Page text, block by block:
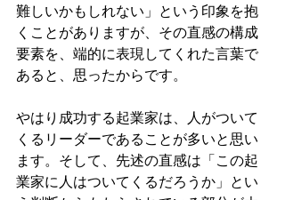
難しいかもしれない」という印象を抱
くことがありますが、その直感の構成
要素を、端的に表現してくれた言葉で
あると、思ったからです。
やはり成功する起業家は、人がついて
くるリーダーであることが多いと思い
ます。そして、先述の直感は「この起
業家に人はついてくるだろうか」とい